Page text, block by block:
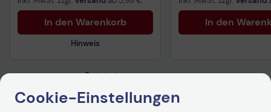
In den Warenkorb
Hinweis
Technisches Produktdatenblatt
In den
Cookie-Einstellungen